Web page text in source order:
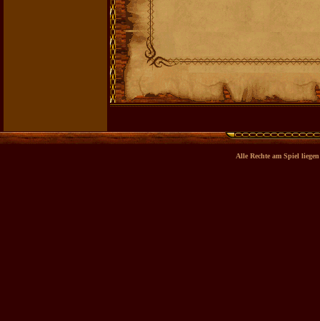
Alle Rechte am Spiel